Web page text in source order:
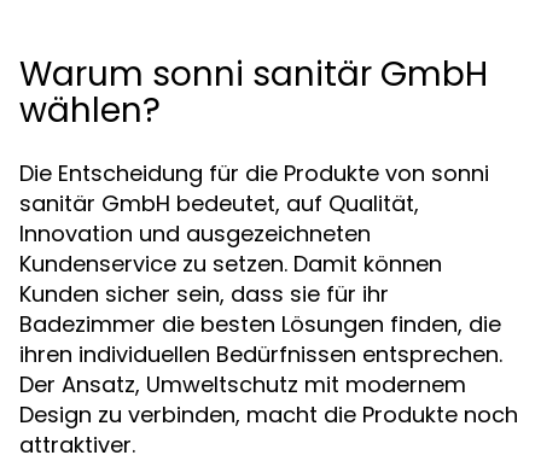
Warum sonni sanitär GmbH
wählen?
Die Entscheidung für die Produkte von sonni
sanitär GmbH bedeutet, auf Qualität,
Innovation und ausgezeichneten
Kundenservice zu setzen. Damit können
Kunden sicher sein, dass sie für ihr
Badezimmer die besten Lösungen finden, die
ihren individuellen Bedürfnissen entsprechen.
Der Ansatz, Umweltschutz mit modernem
Design zu verbinden, macht die Produkte noch
attraktiver.